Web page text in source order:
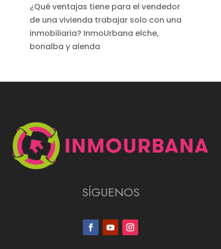
¿Qué ventajas tiene para el vendedor
de una vivienda trabajar solo con una
inmobiliaria? InmoUrbana elche,
bonalba y alenda
SÍGUENOS